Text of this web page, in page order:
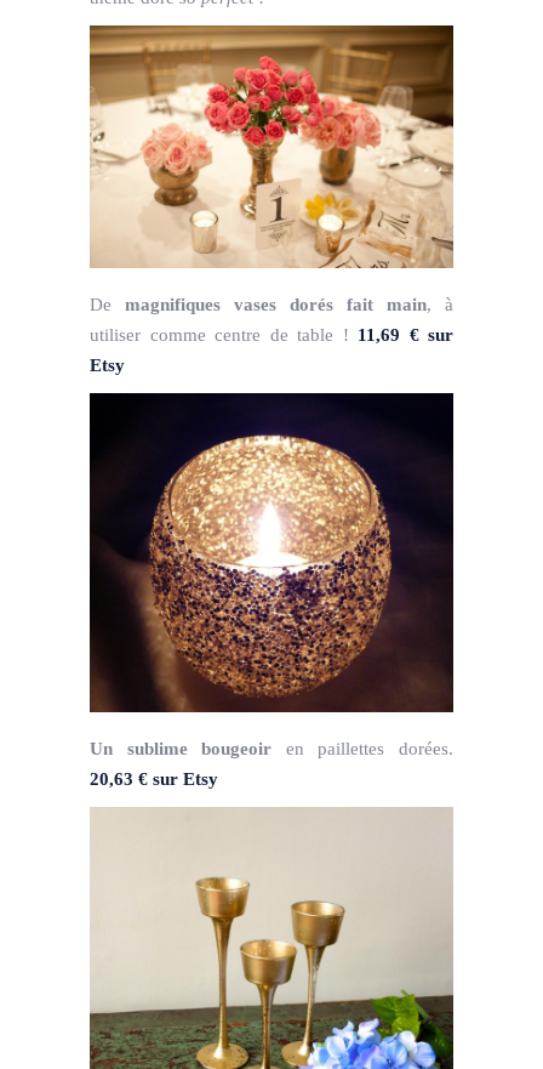
De magnifiques vases dorés fait main, à
utiliser comme centre de table ! 11,69 € sur
Etsy
Un sublime bougeoir en paillettes dorées.
20,63 € sur Etsy